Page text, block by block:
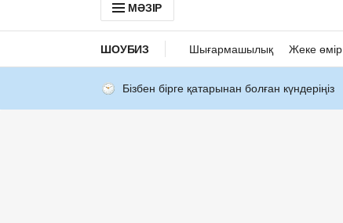
МӘЗІР
ШОУБИЗ Шығармашылық Жеке өмір
Бізбен бірге қатарынан болған күндеріңіз